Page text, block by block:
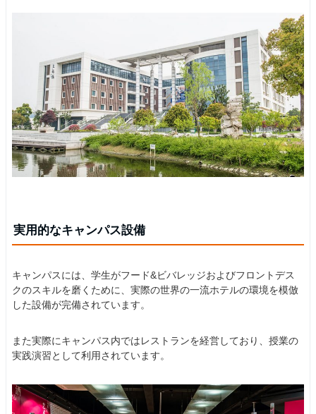
実用的なキャンパス設備
キャンパスには、学生がフード&ビバレッジおよびフロントデス
クのスキルを磨くために、実際の世界の一流ホテルの環境を模倣
した設備が完備されています。
また実際にキャンパス内ではレストランを経営しており、授業の
実践演習として利用されています。